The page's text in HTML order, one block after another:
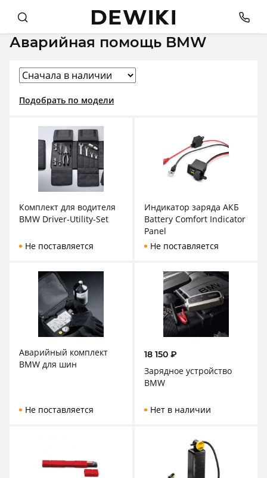
Аварийная помощь BMW
Подобрать по модели
Комплект для водителя
BMW Driver-Utility-Set
Не поставляется
Индикатор заряда АКБ
Battery Comfort Indicator
Panel
Не поставляется
Аварийный комплект
BMW для шин
Не поставляется
18 150 ₽
Зарядное устройство
BMW
Нет в наличии